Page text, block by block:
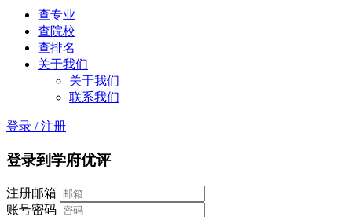
查专业
查院校
查排名
关于我们
关于我们
联系我们
登录 / 注册
登录到学府优评
注册邮箱
账号密码